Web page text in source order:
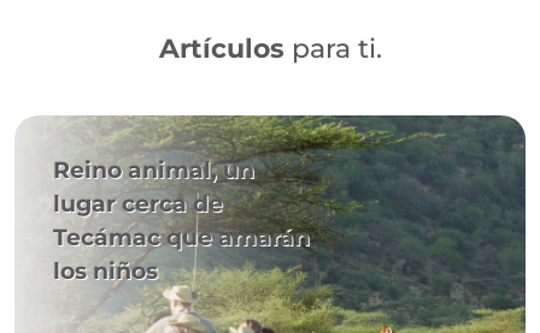
Artículos para ti.
Reino animal, un
lugar cerca de
Tecámac que amarán
los niños